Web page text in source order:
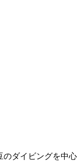
のダイビングを中心